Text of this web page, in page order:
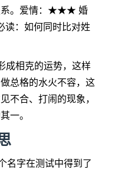
系。爱情：★★★ 婚
：如何同时比对姓
成相克的运势，这样
总格的水火不容，这
不合、打闹的现象，
一。
名字在测试中得到了